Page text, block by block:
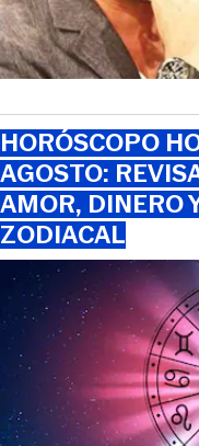
HORÓSCOPO
AGOSTO:
AMOR, DINERO
ZODIACAL